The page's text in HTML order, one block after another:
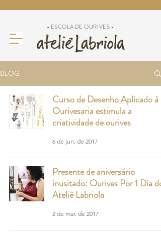
- ESCOLA DE OURIVES -
BLOG
Curso de Desenho Aplicado à
Ourivesaria estimula a
criatividade de ourives
6 de jun. de 2017
Presente de aniversário
inusitado: Ourives Por 1 Dia do
Ateliê Labriola
2 de mar. de 2017